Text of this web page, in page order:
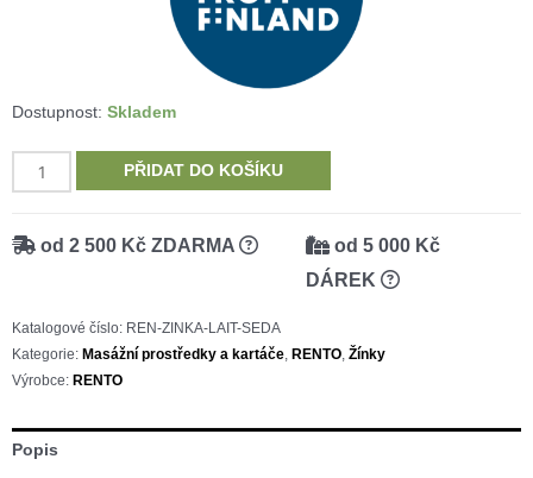
Dostupnost: Skladem
RENTO
masážní
žínka
PŘIDAT DO KOŠÍKU
od 2 500 Kč ZDARMA
od 5 000 Kč
DÁREK
Katalogové číslo: REN-ZINKA-LAIT-SEDA
Kategorie: Masážní prostředky a kartáče, RENTO, Žínky
Výrobce: RENTO
Popis